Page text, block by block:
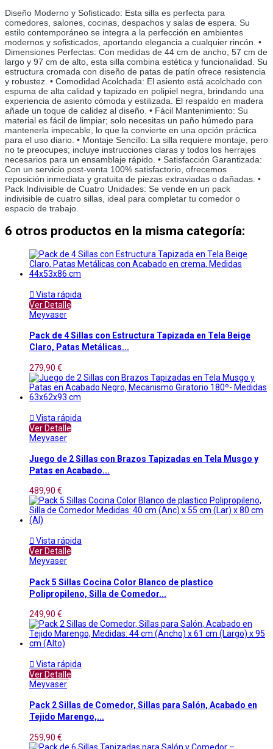
Diseño Moderno y Sofisticado: Esta silla es perfecta para
comedores, salones, cocinas, despachos y salas de espera. Su
estilo contemporáneo se integra a la perfección en ambientes
modernos y sofisticados, aportando elegancia a cualquier rincón. •
Dimensiones Perfectas: Con medidas de 44 cm de ancho, 57 cm de
largo y 97 cm de alto, esta silla combina estética y funcionalidad. Su
estructura cromada con diseño de patas de patín ofrece resistencia
y robustez. • Comodidad Acolchada: El asiento está acolchado con
espuma de alta calidad y tapizado en polipiel negra, brindando una
experiencia de asiento cómoda y estilizada. El respaldo en madera
añade un toque de calidez al diseño. • Fácil Mantenimiento: Su
material es fácil de limpiar; solo necesitas un paño húmedo para
mantenerla impecable, lo que la convierte en una opción práctica
para el uso diario. • Montaje Sencillo: La silla requiere montaje, pero
no te preocupes; incluye instrucciones claras y todos los herrajes
necesarios para un ensamblaje rápido. • Satisfacción Garantizada:
Con un servicio post-venta 100% satisfactorio, ofrecemos
reposición inmediata y gratuita de piezas extraviadas o dañadas. •
Pack Indivisible de Cuatro Unidades: Se vende en un pack
indivisible de cuatro sillas, ideal para completar tu comedor o
espacio de trabajo.
6 otros productos en la misma categoría:
 Vista rápida
Ver Detalle
Meyvaser
Pack de 4 Sillas con Estructura Tapizada en Tela Beige
Claro, Patas Metálicas...
279,90 €
 Vista rápida
Ver Detalle
Meyvaser
Juego de 2 Sillas con Brazos Tapizadas en Tela Musgo y
Patas en Acabado...
489,90 €
 Vista rápida
Ver Detalle
Meyvaser
Pack 5 Sillas Cocina Color Blanco de plastico
Polipropileno, Silla de Comedor...
249,90 €
 Vista rápida
Ver Detalle
Meyvaser
Pack 2 Sillas de Comedor, Sillas para Salón, Acabado en
Tejido Marengo,...
259,90 €